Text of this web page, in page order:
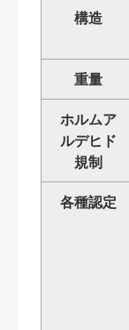
構造
重量
ホルムア
ルデヒド
規制
各種認定